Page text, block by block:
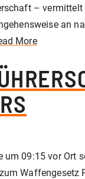
–
an
More
09:15 vor Ort
Waffengesetz